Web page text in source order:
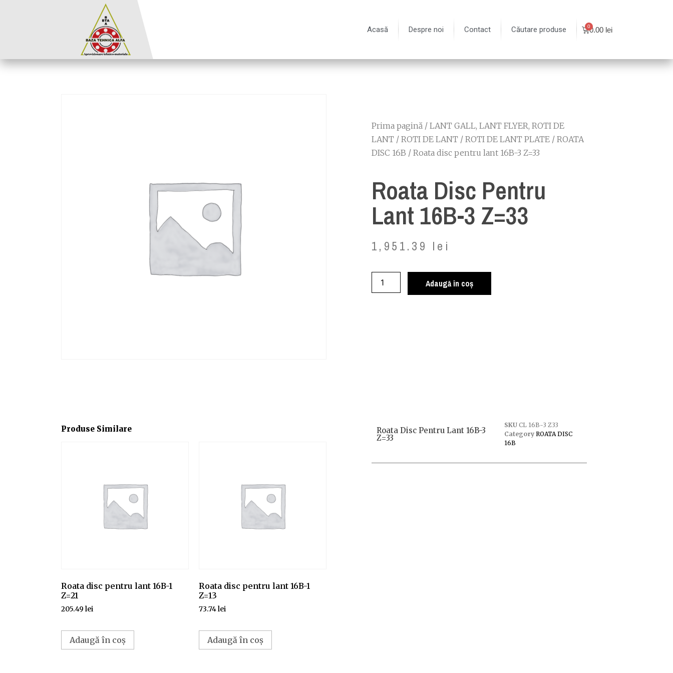
Acasă Despre noi Contact Căutare produse 0.00 lei
Prima pagină / LANT GALL, LANT FLYER, ROTI DE
LANT / ROTI DE LANT / ROTI DE LANT PLATE / ROATA
DISC 16B / Roata disc pentru lant 16B-3 Z=33
Roata Disc Pentru
Lant 16B-3 Z=33
1,951.39 lei
Adaugă în coș
Produse Similare
Roata disc pentru lant 16B-1
Z=21
205.49 lei
Adaugă în coș
Roata disc pentru lant 16B-1
Z=13
73.74lei
Adaugă în coș
Roata Disc Pentru Lant 16B-3
Z=33
SKU CL 16B-3 Z33
Category ROATA DISC
16B